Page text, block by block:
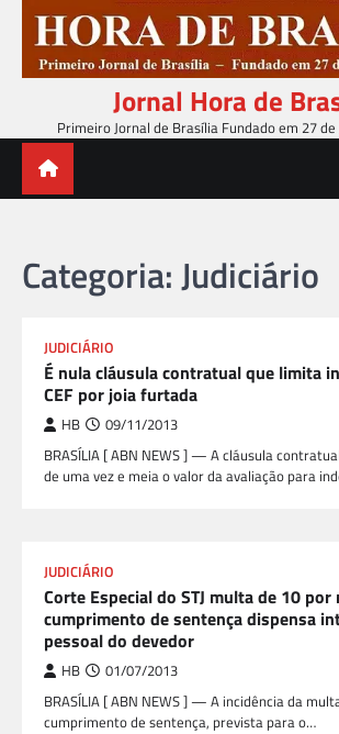
content
Jornal Hora de
Primeiro Jornal de Brasília Fundado em 27
Categoria:Judiciário
JUDICIÁRIO
É nula cláusula contratual que limita
CEF por joia furtada
HB 09/11/2013
BRASÍLIA [ ABN NEWS ] — A cláusula
de uma vez e meia o valor da avaliação para
JUDICIÁRIO
Corte Especial do STJ multa de 10 por
cumprimento de sentença dispensa
pessoal do devedor
HB 01/07/2013
BRASÍLIA [ ABN NEWS ] — A incidência da
cumprimento de sentença, prevista para o…